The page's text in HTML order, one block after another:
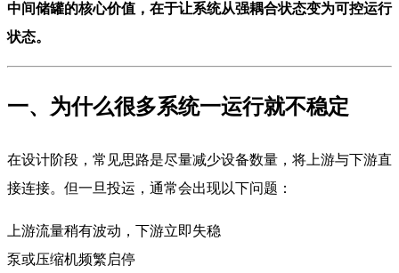
中间储罐的核心价值，在于让系统从强耦合状态变为可控运行
状态。
一、为什么很多系统一运行就不稳定
在设计阶段，常见思路是尽量减少设备数量，将上游与下游直
接连接。但一旦投运，通常会出现以下问题：
上游流量稍有波动，下游立即失稳
泵或压缩机频繁启停